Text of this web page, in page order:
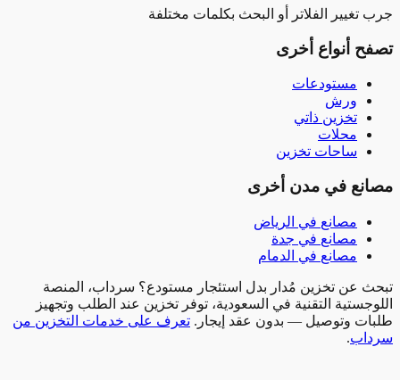
الفلاتر أو البحث بكلمات مختلفة
أنواع أخرى
مستودعات
ورش
تخزين ذاتي
محلات
ساحات تخزين
في مدن أخرى
مصانع في الرياض
مصانع
في جدة
مصانع
في الدمام
عن تخزين مُدار بدل استئجار مستودع؟ سرداب، المنصة
التقنية في السعودية، توفر تخزين عند الطلب وتجهيز
وتوصيل — بدون عقد إيجار. تعرف على خدمات التخزين من
.